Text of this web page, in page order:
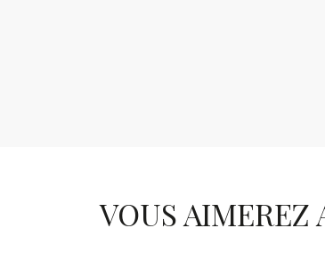
VOUS AIMEREZ